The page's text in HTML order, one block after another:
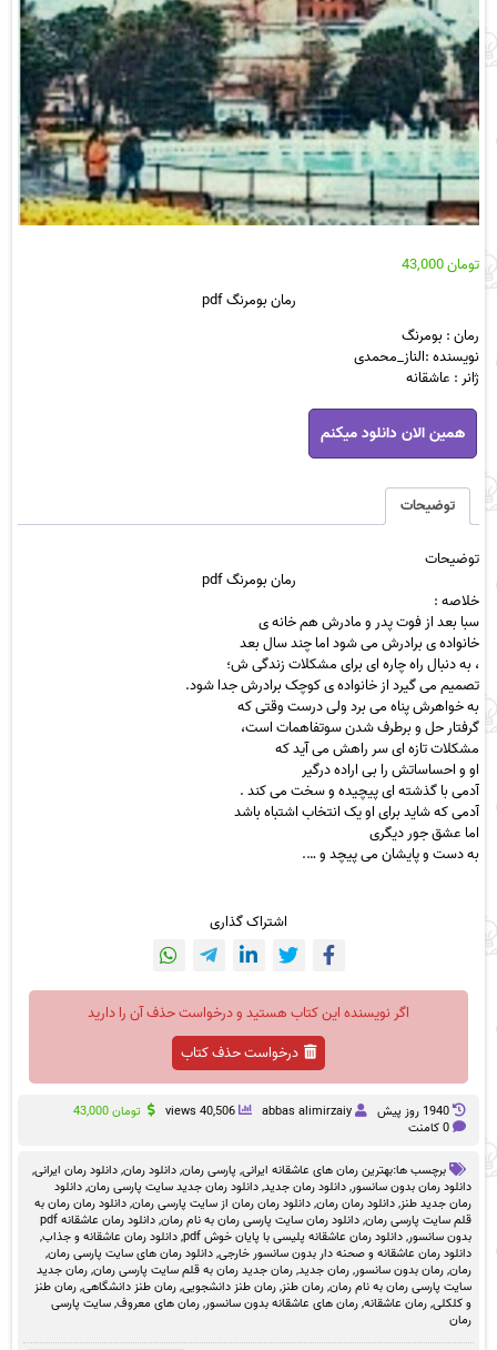
تومان43,000
رمان بومرنگ pdf
رمان : بومرنگ
نویسنده :الناز_محمدی
ژانر : عاشقانه
رمان
بومرنگ
pdf
همین الان دانلود میکنم
توضیحات
توضیحات
رمانبومرنگ pdf
خلاصه :
سبابعد از فوت پدر و مادرش هم خانه ی
خانواده ی برادرش می شود اما چند سال بعد
، به دنبال راه چاره ای برای مشکلات زندگی ش؛
تصمیم می گیرد از خانواده ی کوچک برادرش جدا شود.
به خواهرش پناه می برد ولی درست وقتی که
گرفتار حل و برطرف شدن سوتفاهمات است،
مشکلات تازه ای سر راهش می آید که
او و احساساتش را بی اراده درگیر
آدمی با گذشته ای پیچیده و سخت می کند .
آدمی که شاید برای او یک انتخاب اشتباه باشد
اما عشق جور دیگری
به دست و پایشان می پیچد و ….
اشتراک گذاری
اگر نویسنده این کتاب هستید و درخواست حذف آن را دارید
درخواست حذف کتاب
1940 روز پيش abbas alimirzaiy
40,506 views تومان43,000
0 کامنت
برچسب ها:بهترین رمان های عاشقانه ایرانی, پارسی رمان,دانلود رمان,دانلود رمان ایرانی,
دانلود رمان بدون سانسور,دانلود رمان جدید,دانلود رمان جدید سایت پارسی رمان,دانلود
رمان جدید طنز,دانلود رمان رمان,دانلود رمان رمان از سایت پارسی رمان,دانلود رمان رمان به
قلم سایت پارسی رمان,دانلود رمان سایت پارسی رمان به نام رمان,
دانلود رمان عاشقانه pdf
بدون سانسور,دانلود رمان عاشقانه پلیسی با پایان خوش pdf ,دانلود رمان عاشقانه و جذاب,
دانلود رمان عاشقانه و صحنه دار بدون سانسور خارجی,دانلود رمان های سایت پارسی رمان,
رمان,رمان بدون سانسور,رمان جدید,رمان جدید رمان به قلم سایت پارسی رمان,رمان جدید
سایت پارسی رمان به نام رمان,رمان طنز,رمان طنز دانشجویی,رمان طنز دانشگاهی,رمان طنز
و کلکلی,رمان عاشقانه,رمان های عاشقانه بدون سانسور,رمان های معروف,سایت پارسی
رمان